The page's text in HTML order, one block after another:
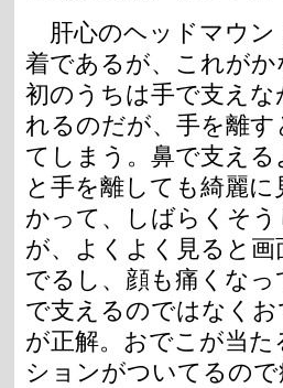
肝心のヘッドマウ
着であるが、これがか
初のうちは手で支え
れるのだが、手を離す
てしまう。鼻で支える
と手を離しても綺麗
かって、しばらくそ
が、よくよく見ると
でるし、顔も痛くな
で支えるのではなく
が正解。おでこが当た
ションがついてるの